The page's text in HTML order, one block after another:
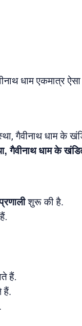
धाम एकमात्र
गैवीनाथ धाम के
शुरू की है.
हैं.
हैं.